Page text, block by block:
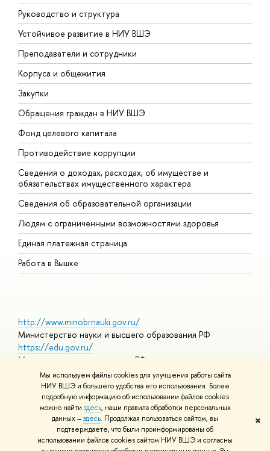
Мы используем файлы cookies для улучшения работы сайта
НИУ ВШЭ и большего удобства его использования. Более
подробную информацию об использовании файлов cookies
можно найти здесь, наши правила обработки персональных
данных –здесь. Продолжая пользоваться сайтом, вы
подтверждаете, что были проинформированы об
использовании файлов cookies сайтом НИУ ВШЭ и согласны
✖
Руководство и структура
Устойчивое развитие в НИУ ВШЭ
Преподаватели и сотрудники
Корпуса и общежития
Закупки
Обращения граждан в НИУ ВШЭ
Фонд целевого капитала
Противодействие коррупции
Сведения о доходах, расходах, об имуществе и
обязательствах имущественного характера
Сведения об образовательной организации
Людям с ограниченными возможностями здоровья
Единая платежная страница
Работа в Вышке
http://www.minobrnauki.gov.ru/
Министерство науки и высшего образования РФ
https://edu.gov.ru/
Министерство просвещения РФ
https://elearning.hse.ru/mooc
Массовые открытые онлайн-курсы
© НИУ ВШЭ 1993–2026 Адреса и контактыУсловия
использования материалов Политика конфиденциальности